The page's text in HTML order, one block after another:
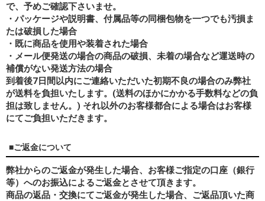
で、予めご確認下さいませ。
・パッケージや説明書、付属品等の同梱包物を一つでも汚損ま
たは破損した場合
・既に商品を使用や装着された場合
・メール便発送の場合の商品の破損、未着の場合など運送時の
補償がない発送方法の場合
到着後7日間以内にご連絡いただいた初期不良の場合のみ弊社
が送料を負担いたします。(送料のほかにかかる手数料などの負
担は致しません。) それ以外のお客様都合による場合はお客様
にてご負担いただきます。
■ご返金について
弊社からのご返金が発生した場合、お客様ご指定の口座（銀行
等）へのお振込によるご返金とさせて頂きます。
商品の返品・交換にてご返金が発生した場合、ご返品頂いた商